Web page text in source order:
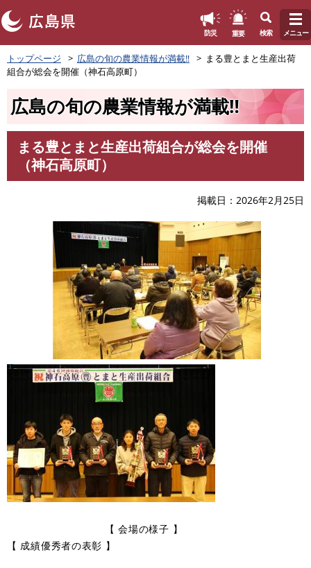
ペ
ー
ジ
防災 重要 検索 メニュー
トップページ 広島の旬の農業情報が満載‼
まる豊とまと生産出荷
組合が総会を開催（神石高原町）
広島の旬の農業情報が満載‼
まる豊とまと生産出荷組合が総会を開催
（神石高原町）
掲載日 2026年2月25日
【 会場の様子 】
【 成績優秀者の表彰 】